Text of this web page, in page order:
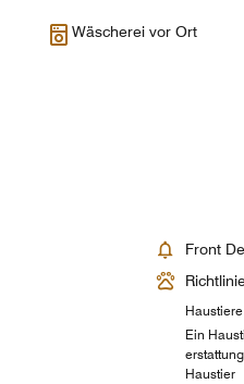
Wäscherei vor Ort
Front
Ein
Haustier